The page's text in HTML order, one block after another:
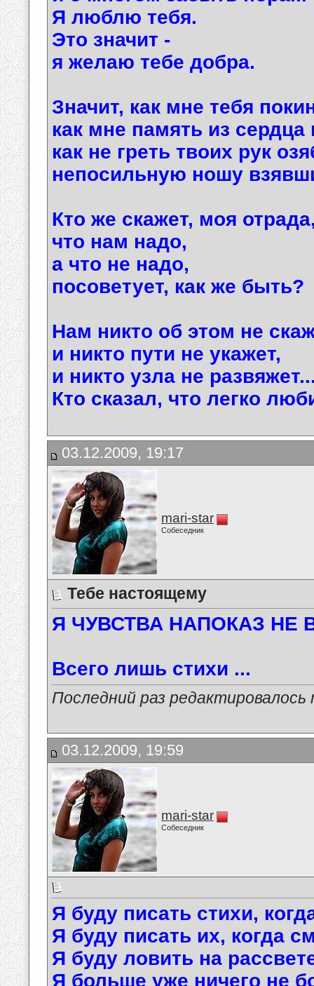
Я люблю тебя.
Это значит -
я желаю тебе добра.
Значит, как мне тебя
как мне память из
как не греть твоих рук
непосильную ношу
Кто же скажет, моя
что нам надо,
а что не надо,
посоветует, как же быть?
Нам никто об этом не
и никто пути не укажет,
и никто узла не
Кто сказал, что легко
03.12.2009, 19:17
mari-star
Собеседник
Тебе настоящему
Я ЧУВСТВА НАПОКАЗ НЕ
Всего лишь стихи ...
Последний раз
03.12.2009, 19:59
mari-star
Собеседник
Я буду писать стихи,
Я буду писать их, когда
Я буду ловить на
Я больше уже ничего не